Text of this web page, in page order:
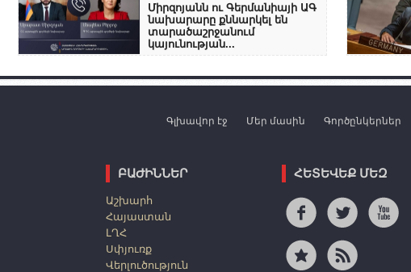
Միրզոյանն ու Գերմանիայի ԱԳ
նախարարը քննարկել են
տարածաշրջանում
կայունության...
Գլխավոր էջ Մեր մասին Գործընկերներ
ԲԱԺԻՆՆԵՐ
Աշխարհ
Հայաստան
ԼՂՀ
Սփյուռք
Վերլուծություն
ՀԵՏԵՎԵՔ ՄԵԶ